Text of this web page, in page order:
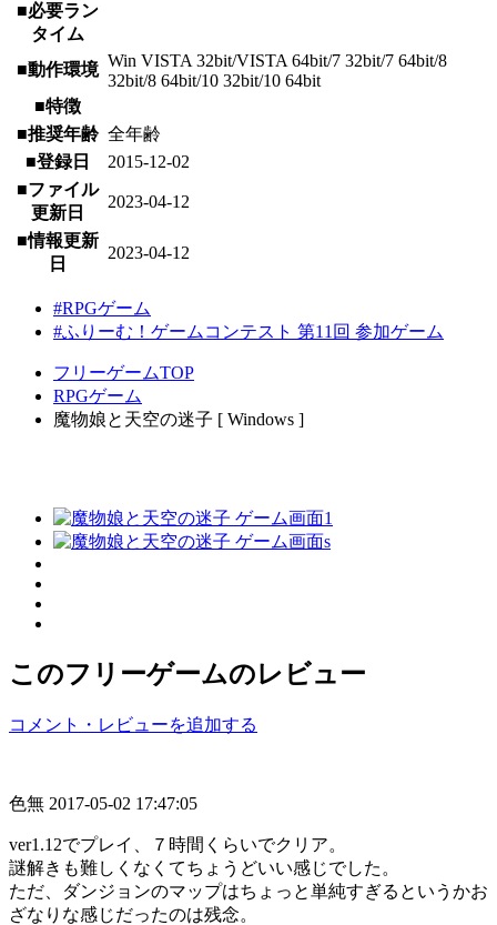
■必要ラン
タイム
■動作環境 Win VISTA 32bit/VISTA 64bit/7 32bit/7 64bit/8
32bit/8 64bit/10 32bit/10 64bit
■特徴
■推奨年齢 全年齢
■登録日
2015-12-02
■ファイル
更新日
2023-04-12
■情報更新
日
2023-04-12
#RPGゲーム
#ふりーむ！ゲームコンテスト 第11回 参加ゲーム
フリーゲームTOP
RPGゲーム
魔物娘と天空の迷子 [ Windows ]
このフリーゲームのレビュー
コメント・レビューを追加する
色無 2017-05-02 17:47:05
ver1.12でプレイ、７時間くらいでクリア。
謎解きも難しくなくてちょうどいい感じでした。
ただ、ダンジョンのマップはちょっと単純すぎるというかお
ざなりな感じだったのは残念。